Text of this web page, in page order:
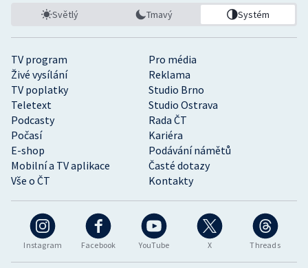
Instagram Facebook YouTube X Threads
TV program
Pro média
Živé vysílání
Reklama
TV poplatky
Studio Brno
Teletext
Studio Ostrava
Podcasty
Rada ČT
Počasí
Kariéra
E-shop
Podávání námětů
Mobilní a TV aplikace
Časté dotazy
Vše o ČT
Kontakty
Světlý Tmavý Systém